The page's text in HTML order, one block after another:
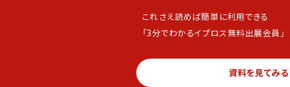
これさえ読めば簡単に利用できる
「3分でわかるイプロス無料出展会員」
資料を見てみる